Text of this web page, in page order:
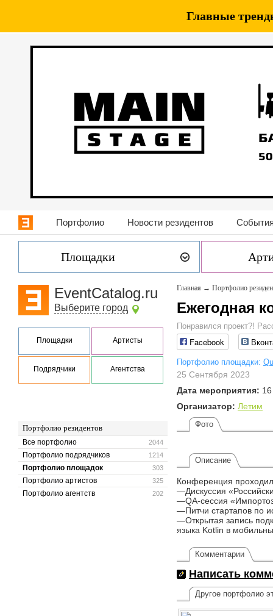
Главные
Портфолио Новости резидентов
Площадки
EventCatalog.ru
Выберите город
Площадки Артисты
Подрядчики Агентства
Портфолио резидентов
2044
Все портфолио
1214
Портфолио подрядчиков
303
Портфолио площадок
325
Портфолио артистов
202
Портфолио агентств
Главная → Портфолио
Ежегодная
Понравился проект?!
Facebook
Портфолио площадки:
25 Сентября 2023
Дата мероприятия:
Организатор: Летим
Фото
Описание
Конференция
—Дискуссия
—QA-сессия
—Питчи стартапов по
—Открытая запись
языка Kotlin в
Комментарии
Написать
Другое портфолио